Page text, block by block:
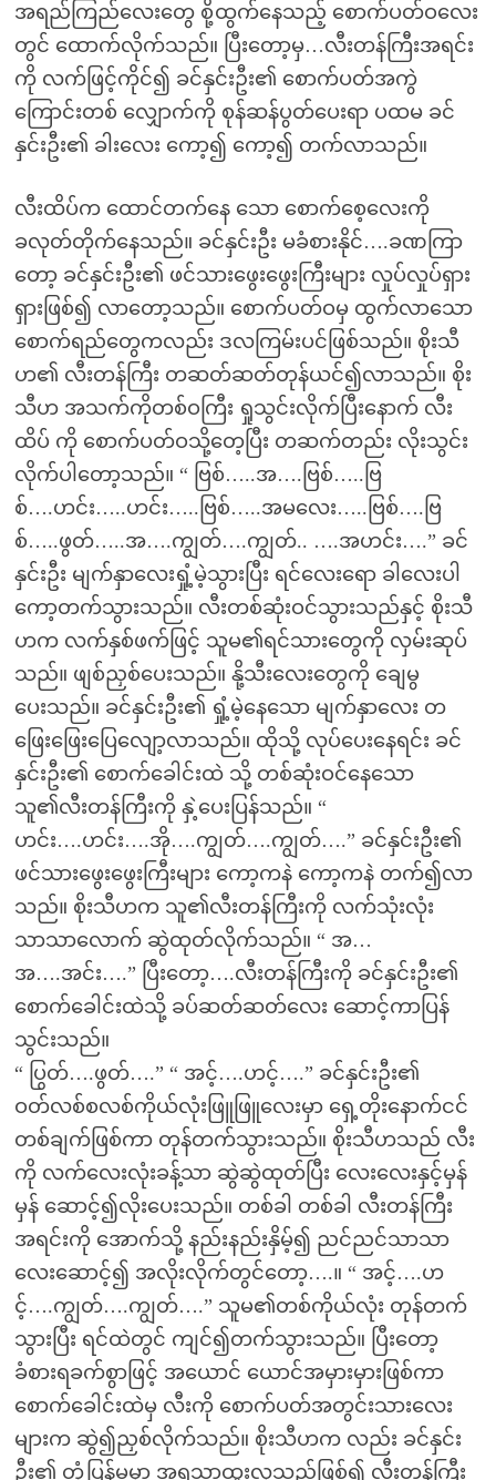
အရည်ကြည်လေးတွေ စို့ထွက်နေသည့် စောက်ပတ်ဝလေး
တွင် ထောက်လိုက်သည်။ ပြီးတော့မှ…လီးတန်ကြီးအရင်း
ကို လက်ဖြင့်ကိုင်၍ ခင်နှင်းဦး၏ စောက်ပတ်အကွဲ
ကြောင်းတစ် လျှောက်ကို စုန်ဆန်ပွတ်ပေးရာ ပထမ ခင်
နှင်းဦး၏ ခါးလေး ကော့၍ ကော့၍ တက်လာသည်။
လီးထိပ်က ထောင်တက်နေ သော စောက်စေ့လေးကို
ခလုတ်တိုက်နေသည်။ ခင်နှင်းဦး မခံစားနိုင်….ခဏကြာ
တော့ ခင်နှင်းဦး၏ ဖင်သားဖွေးဖွေးကြီးများ လှုပ်လှုပ်ရှား
ရှားဖြစ်၍ လာတော့သည်။ စောက်ပတ်ဝမှ ထွက်လာသော
စောက်ရည်တွေကလည်း ဒလကြမ်းပင်ဖြစ်သည်။ စိုးသီ
ဟ၏ လီးတန်ကြီး တဆတ်ဆတ်တုန်ယင်၍လာသည်။ စိုး
သီဟ အသက်ကိုတစ်ဝကြီး ရှုသွင်းလိုက်ပြီးနောက် လီး
ထိပ် ကို စောက်ပတ်ဝသို့တေ့ပြီး တဆက်တည်း လိုးသွင်း
လိုက်ပါတော့သည်။ “ ဗြစ်…..အ….ဗြစ်…..ဗြ
စ်….ဟင်း…..ဟင်း…..ဗြစ်…..အမလေး…..ဗြစ်….ဗြ
စ်…..ဖွတ်…..အ….ကျွတ်….ကျွတ်.. ….အဟင်း….” ခင်
နှင်းဦး မျက်နှာလေးရှုံ့မဲ့သွားပြီး ရင်လေးရော ခါလေးပါ
ကော့တက်သွားသည်။ လီးတစ်ဆုံးဝင်သွားသည်နှင့် စိုးသီ
ဟက လက်နှစ်ဖက်ဖြင့် သူမ၏ရင်သားတွေကို လှမ်းဆုပ်
သည်။ ဖျစ်ညှစ်ပေးသည်။ နို့သီးလေးတွေကို ချေမွ
ပေးသည်။ ခင်နှင်းဦး၏ ရှုံ့မဲ့နေသော မျက်နှာလေး တ
ဖြေးဖြေးပြေလျော့လာသည်။ ထိုသို့ လုပ်ပေးနေရင်း ခင်
နှင်းဦး၏ စောက်ခေါင်းထဲ သို့ တစ်ဆုံးဝင်နေသော
သူ၏လီးတန်ကြီးကို နှဲ့ပေးပြန်သည်။ “
ဟင်း….ဟင်း….အို….ကျွတ်….ကျွတ်….” ခင်နှင်းဦး၏
ဖင်သားဖွေးဖွေးကြီးများ ကော့ကနဲ ကော့ကနဲ တက်၍လာ
သည်။ စိုးသီဟက သူ၏လီးတန်ကြီးကို လက်သုံးလုံး
သာသာလောက် ဆွဲထုတ်လိုက်သည်။ “ အ…
အ….အင်း….” ပြီးတော့….လီးတန်ကြီးကို ခင်နှင်းဦး၏
စောက်ခေါင်းထဲသို့ ခပ်ဆတ်ဆတ်လေး ဆောင့်ကာပြန်
သွင်းသည်။
“ ပြွတ်….ဖွတ်….” “ အင့်….ဟင့်….” ခင်နှင်းဦး၏
ဝတ်လစ်စလစ်ကိုယ်လုံးဖြူဖြူလေးမှာ ရှေ့တိုးနောက်ငင်
တစ်ချက်ဖြစ်ကာ တုန်တက်သွားသည်။ စိုးသီဟသည် လီး
ကို လက်လေးလုံးခန့်သာ ဆွဲဆွဲထုတ်ပြီး လေးလေးနှင့်မှန်
မှန် ဆောင့်၍လိုးပေးသည်။ တစ်ခါ တစ်ခါ လီးတန်ကြီး
အရင်းကို အောက်သို့ နည်းနည်းနှိမ့်၍ ညင်ညင်သာသာ
လေးဆောင့်၍ အလိုးလိုက်တွင်တော့….။ “ အင့်….ဟ
င့်….ကျွတ်….ကျွတ်….” သူမ၏တစ်ကိုယ်လုံး တုန်တက်
သွားပြီး ရင်ထဲတွင် ကျင်၍တက်သွားသည်။ ပြီးတော့
ခံစားရခက်စွာဖြင့် အယောင် ယောင်အမှားမှားဖြစ်ကာ
စောက်ခေါင်းထဲမှ လီးကို စောက်ပတ်အတွင်းသားလေး
များက ဆွဲ၍ညှစ်လိုက်သည်။ စိုးသီဟက လည်း ခင်နှင်း
ဦး၏ တုံ့ပြန်မှုမှာ အရသာထူးလှသည်ဖြစ်၍ လီးတန်ကြီး